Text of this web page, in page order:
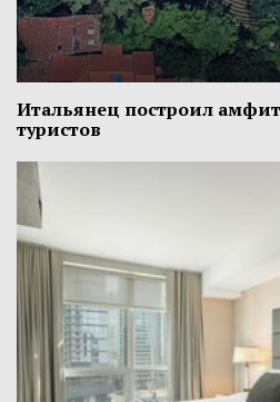
Итальянец построил
туристов